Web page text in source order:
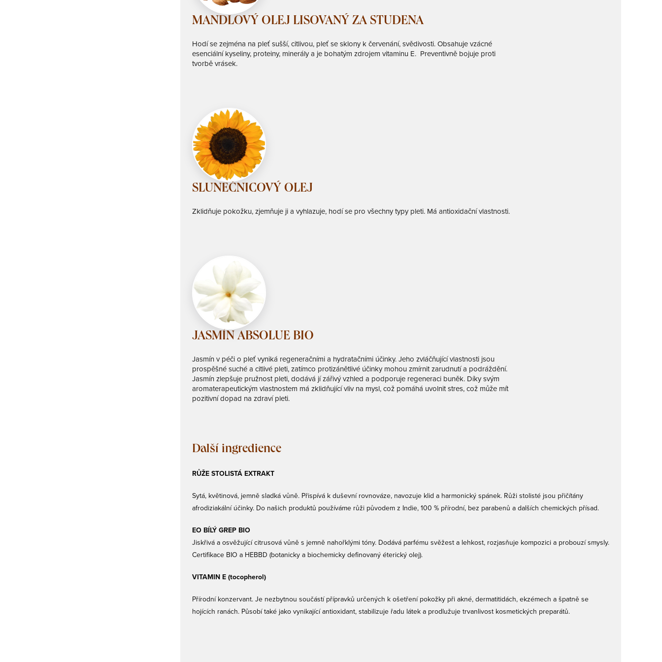
MANDLOVÝ OLEJ LISOVANÝ ZA STUDENA
Hodí se zejména na pleť sušší, citlivou, pleť se sklony k červenání, svědivosti. Obsahuje vzácné
esenciální kyseliny, proteiny, minerály a je bohatým zdrojem vitaminu E. Preventivně bojuje proti
tvorbě vrásek.
SLUNEČNICOVÝ OLEJ
Zklidňuje pokožku, zjemňuje ji a vyhlazuje, hodí se pro všechny typy pleti. Má antioxidační vlastnosti.
JASMÍN ABSOLUE BIO
Jasmín v péči o pleť vyniká regeneračními a hydratačními účinky. Jeho zvláčňující vlastnosti jsou
prospěšné suché a citlivé pleti, zatímco protizánětlivé účinky mohou zmírnit zarudnutí a podráždění.
Jasmín zlepšuje pružnost pleti, dodává jí zářivý vzhled a podporuje regeneraci buněk. Díky svým
aromaterapeutickým vlastnostem má zklidňující vliv na mysl, což pomáhá uvolnit stres, což může mít
pozitivní dopad na zdraví pleti.
Další ingredience
RŮŽE STOLISTÁ EXTRAKT
Sytá, květinová, jemně sladká vůně. Přispívá k duševní rovnováze, navozuje klid a harmonický spánek. Růži stolisté jsou přičítány
afrodiziakální účinky. Do našich produktů používáme růži původem z Indie, 100 % přírodní, bez parabenů a dalších chemických přísad.
EO BÍLÝ GREP BIO
Jiskřivá a osvěžující citrusová vůně s jemně nahořklými tóny. Dodává parfému svěžest a lehkost, rozjasňuje kompozici a probouzí smysly.
Certifikace BIO a HEBBD (botanicky a biochemicky definovaný éterický olej).
VITAMIN E (tocopherol)
Přírodní konzervant. Je nezbytnou součástí přípravků určených k ošetření pokožky při akné, dermatitidách, ekzémech a špatně se
hojících ranách. Působí také jako vynikající antioxidant, stabilizuje řadu látek a prodlužuje trvanlivost kosmetických preparátů.